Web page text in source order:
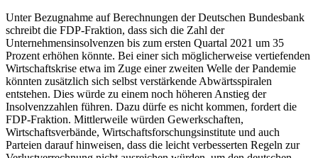
Unter Bezugnahme auf Berechnungen der Deutschen Bundesbank
schreibt die FDP-Fraktion, dass sich die Zahl der
Unternehmensinsolvenzen bis zum ersten Quartal 2021 um 35
Prozent erhöhen könnte. Bei einer sich möglicherweise vertiefenden
Wirtschaftskrise etwa im Zuge einer zweiten Welle der Pandemie
könnten zusätzlich sich selbst verstärkende Abwärtsspiralen
entstehen. Dies würde zu einem noch höheren Anstieg der
Insolvenzzahlen führen. Dazu dürfe es nicht kommen, fordert die
FDP-Fraktion. Mittlerweile würden Gewerkschaften,
Wirtschaftsverbände, Wirtschaftsforschungsinstitute und auch
Parteien darauf hinweisen, dass die leicht verbesserten Regeln zur